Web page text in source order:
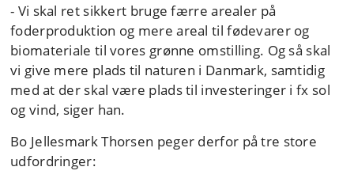
- Vi skal ret sikkert bruge færre arealer på
foderproduktion og mere areal til fødevarer og
biomateriale til vores grønne omstilling. Og så skal
vi give mere plads til naturen i Danmark, samtidig
med at der skal være plads til investeringer i fx sol
og vind, siger han.
Bo Jellesmark Thorsen peger derfor på tre store
udfordringer: